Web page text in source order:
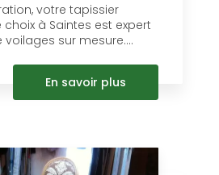
votre tapissier
à Saintes est expert
sur mesure....
En savoir plus